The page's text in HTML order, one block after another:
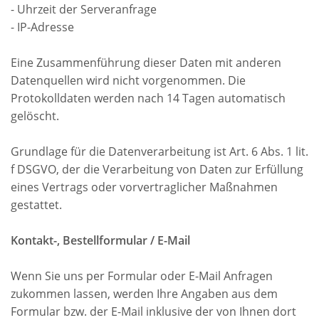
- Uhrzeit der Serveranfrage
- IP-Adresse
Eine Zusammenführung dieser Daten mit anderen
Datenquellen wird nicht vorgenommen. Die
Protokolldaten werden nach 14 Tagen automatisch
gelöscht.
Grundlage für die Datenverarbeitung ist Art. 6 Abs. 1 lit.
f DSGVO, der die Verarbeitung von Daten zur Erfüllung
eines Vertrags oder vorvertraglicher Maßnahmen
gestattet.
Kontakt-, Bestellformular / E-Mail
Wenn Sie uns per Formular oder E-Mail Anfragen
zukommen lassen, werden Ihre Angaben aus dem
Formular bzw. der E-Mail inklusive der von Ihnen dort